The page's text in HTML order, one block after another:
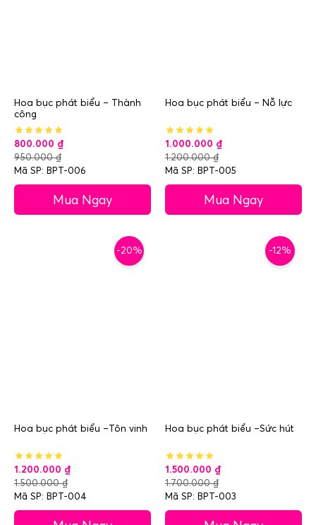
Hoa bục phát biểu – Thành
công
800.000 ₫
950.000₫
Mã SP: BPT-006
Mua Ngay
Hoa bục phát biểu – Nỗ lực
1.000.000 ₫
1.200.000₫
Mã SP: BPT-005
Mua Ngay
-20%
Hoa bục phát biểu –Tôn vinh
1.200.000 ₫
1.500.000₫
Mã SP: BPT-004
-12%
Hoa bục phát biểu –Sức hút
1.500.000 ₫
1.700.000₫
Mã SP: BPT-003